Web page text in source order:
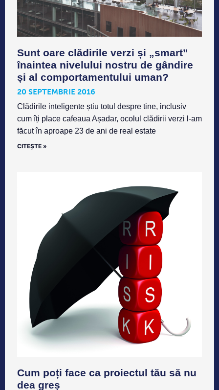
Sunt oare clădirile verzi și „smart”
înaintea nivelului nostru de gândire
și al comportamentului uman?
20 SEPTEMBRIE 2016
Clădirile inteligente știu totul despre tine, inclusiv
cum îți place cafeaua Așadar, ocolul clădirii verzi l-am
făcut în aproape 23 de ani de real estate
CITEȘTE »
Cum poți face ca proiectul tău să nu
dea greș